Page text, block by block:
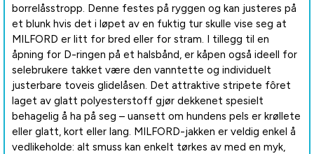
borrelåsstropp. Denne festes på ryggen og kan justeres på
et blunk hvis det i løpet av en fuktig tur skulle vise seg at
MILFORD er litt for bred eller for stram. I tillegg til en
åpning for D-ringen på et halsbånd, er kåpen også ideell for
selebrukere takket være den vanntette og individuelt
justerbare toveis glidelåsen. Det attraktive stripete fôret
laget av glatt polyesterstoff gjør dekkenet spesielt
behagelig å ha på seg – uansett om hundens pels er krøllete
eller glatt, kort eller lang. MILFORD-jakken er veldig enkel å
vedlikeholde: alt smuss kan enkelt tørkes av med en myk,